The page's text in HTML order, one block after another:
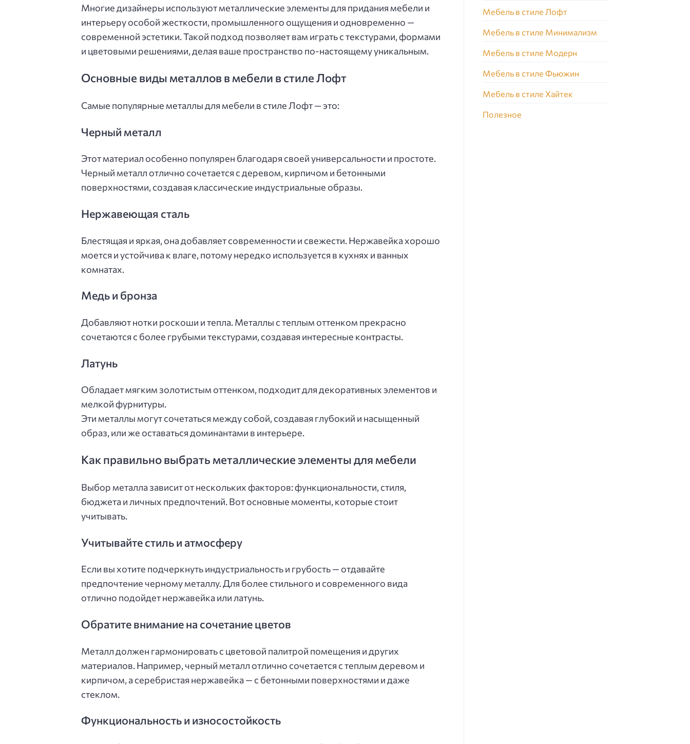
Многие дизайнеры используют металлические элементы для придания мебели и
интерьеру особой жесткости, промышленного ощущения и одновременно —
современной эстетики. Такой подход позволяет вам играть с текстурами, формами
и цветовыми решениями, делая ваше пространство по-настоящему уникальным.
Основные виды металлов в мебели в стиле Лофт
Самые популярные металлы для мебели в стиле Лофт — это:
Черный металл
Этот материал особенно популярен благодаря своей универсальности и простоте.
Черный металл отлично сочетается с деревом, кирпичом и бетонными
поверхностями, создавая классические индустриальные образы.
Нержавеющая сталь
Блестящая и яркая, она добавляет современности и свежести. Нержавейка хорошо
моется и устойчива к влаге, потому нередко используется в кухнях и ванных
комнатах.
Медь и бронза
Добавляют нотки роскоши и тепла. Металлы с теплым оттенком прекрасно
сочетаются с более грубыми текстурами, создавая интересные контрасты.
Латунь
Обладает мягким золотистым оттенком, подходит для декоративных элементов и
мелкой фурнитуры.
Эти металлы могут сочетаться между собой, создавая глубокий и насыщенный
образ, или же оставаться доминантами в интерьере.
Как правильно выбрать металлические элементы для мебели
Выбор металла зависит от нескольких факторов: функциональности, стиля,
бюджета и личных предпочтений. Вот основные моменты, которые стоит
учитывать.
Учитывайте стиль и атмосферу
Если вы хотите подчеркнуть индустриальность и грубость — отдавайте
предпочтение черному металлу. Для более стильного и современного вида
отлично подойдет нержавейка или латунь.
Обратите внимание на сочетание цветов
Металл должен гармонировать с цветовой палитрой помещения и других
материалов. Например, черный металл отлично сочетается с теплым деревом и
кирпичом, а серебристая нержавейка — с бетонными поверхностями и даже
стеклом.
Функциональность и износостойкость
Мебель в стиле Лофт
Мебель в стиле Минимализм
Мебель в стиле Модерн
Мебель в стиле Фьюжин
Мебель в стиле Хайтек
Полезное